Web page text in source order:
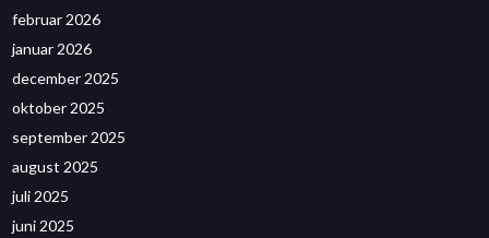
februar 2026
januar 2026
december 2025
oktober 2025
september 2025
august 2025
juli 2025
juni 2025